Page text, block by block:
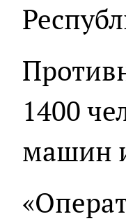
1400
машин